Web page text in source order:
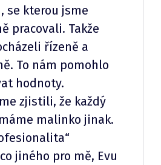
se kterou jsme
pracovali. Takže
řízeně a
To nám pomohlo
hodnoty.
zjistili, že každý
malinko jinak.
jiného pro mě, Evu